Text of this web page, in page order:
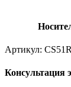
Артикул:
Консультация